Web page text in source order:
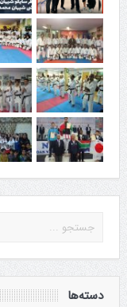
دسته‌ها